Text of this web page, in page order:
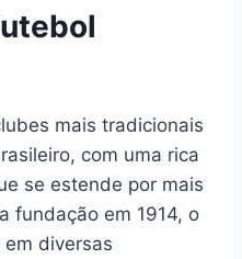
mais tradicionais
com uma rica
se estende por mais
fundação em 1914, o
diversas